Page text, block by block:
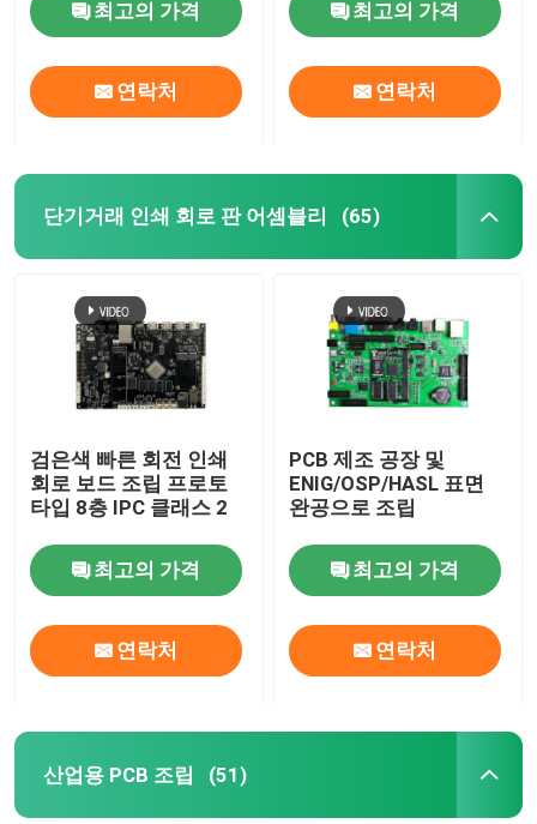
최고의 가격
연락처
최고의 가격
연락처
단기거래 인쇄 회로 판 어셈블리 (65)
검은색 빠른 회전 인쇄
회로 보드 조립 프로토
타입 8층 IPC 클래스 2
최고의 가격
연락처
PCB 제조 공장 및
ENIG/OSP/HASL 표면
완공으로 조립
최고의 가격
연락처
산업용 PCB 조립 (51)